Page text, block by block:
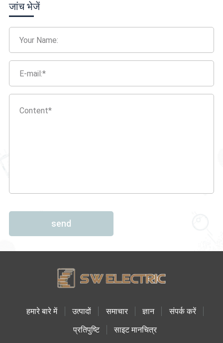
जांच भेजें
send
हमारे बारे में उत्पादों समाचार ज्ञान
संपर्क करें
प्रतिपुष्टि
साइट मानचित्र